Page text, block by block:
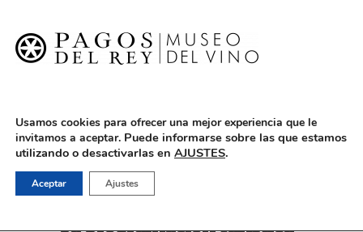
English
Pagos del Rey Museo del
Vino presentará en FITUR
su programación turística
Usamos cookies para ofrecer una mejor experiencia que le
invitamos a aceptar. Puede informarse sobre las que estamos
utilizando o desactivarlas en AJUSTES.
Aceptar Ajustes